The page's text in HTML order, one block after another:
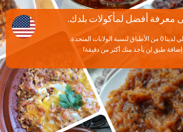
معرفة أفضل لمأكولات بلدك.
الولايات المتحدة.
إضافة طبق لن يأخذ منك أكثر من دقيقة!